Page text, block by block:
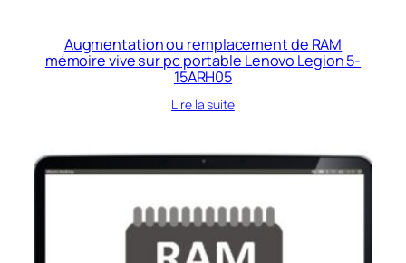
Augmentation ou remplacement de RAM
mémoire vive sur pc portable Lenovo Legion 5-
15ARH05
Lire la suite